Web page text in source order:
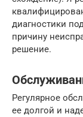
диагностики
причину
решение.
Регулярное
ее долгой и